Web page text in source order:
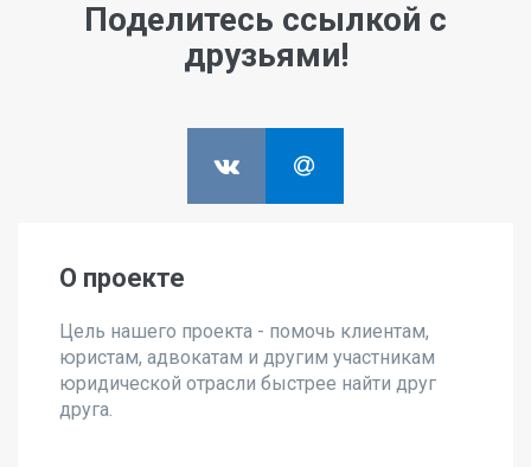
Поделитесь ссылкой с
друзьями!
О проекте
Цель нашего проекта - помочь клиентам,
юристам, адвокатам и другим участникам
юридической отрасли быстрее найти друг
друга.